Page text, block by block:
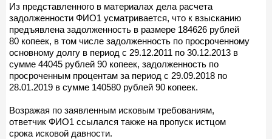
Из представленного в материалах дела расчета
задолженности ФИО1 усматривается, что к взысканию
предъявлена задолженность в размере 184626 рублей
80 копеек, в том числе задолженность по просроченному
основному долгу в период с 29.12.2011 по 30.12.2013 в
сумме 44045 рублей 90 копеек, задолженность по
просроченным процентам за период с 29.09.2018 по
28.01.2019 в сумме 140580 рублей 90 копеек.
Возражая по заявленным исковым требованиям,
ответчик ФИО1 ссылался также на пропуск истцом
срока исковой давности.